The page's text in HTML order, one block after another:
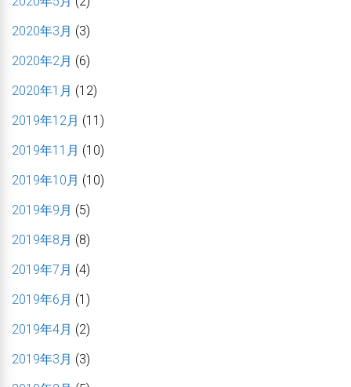
2020年3月 (3)
2020年2月 (6)
2020年1月 (12)
2019年12月 (11)
2019年11月 (10)
2019年10月 (10)
2019年9月 (5)
2019年8月 (8)
2019年7月 (4)
2019年6月 (1)
2019年4月 (2)
2019年3月 (3)